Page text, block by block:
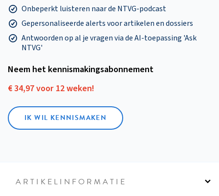
Onbeperkt luisteren naar de NTVG-podcast
Gepersonaliseerde alerts voor artikelen en dossiers
Antwoorden op al je vragen via de AI-toepassing 'Ask
NTVG'
Neem het kennismakings­abonnement
€ 34,97 voor 12 weken!
IK WIL KENNISMAKEN
ARTIKELINFORMATIE